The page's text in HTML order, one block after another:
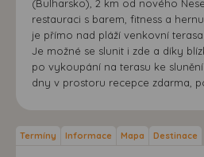
(Bulharsko), 2 km od nového
restauraci s barem, fitness a
je přímo nad pláží venkovní
Je možné se slunit i zde a díky
po vykoupání na terasu ke
dny v prostoru recepce zdarma,
Termíny Informace Mapa Destinace